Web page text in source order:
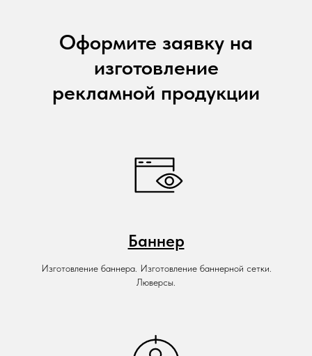
Оформите заявку на
изготовление
рекламной продукции
Баннер
Изготовление баннера. Изготовление баннерной сетки.
Люверсы.